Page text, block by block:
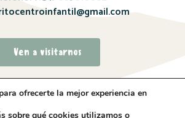
Ven a visitarnos
ofrecerte la mejor experiencia en
sobre qué cookies utilizamos o